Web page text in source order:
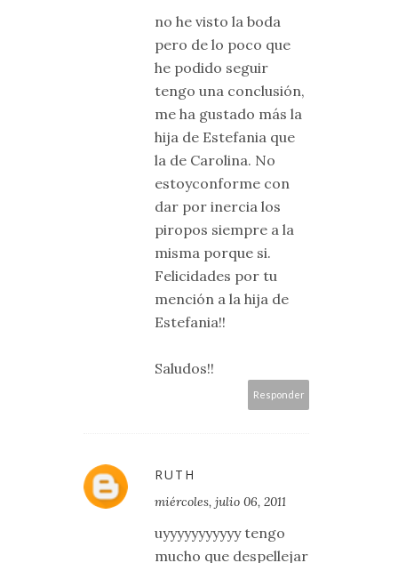
no he visto la boda
pero de lo poco que
he podido seguir
tengo una conclusión,
me ha gustado más la
hija de Estefania que
la de Carolina. No
estoyconforme con
dar por inercia los
piropos siempre a la
misma porque si.
Felicidades por tu
mención a la hija de
Estefania!!
Saludos!!
Responder
RUTH
miércoles, julio 06, 2011
uyyyyyyyyyyy tengo
mucho que despellejar